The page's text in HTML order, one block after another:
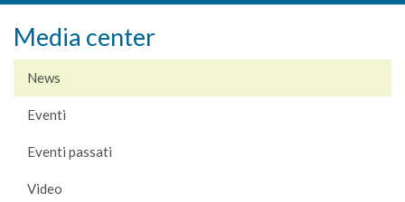
Media center
News
Eventi
Eventi passati
Video